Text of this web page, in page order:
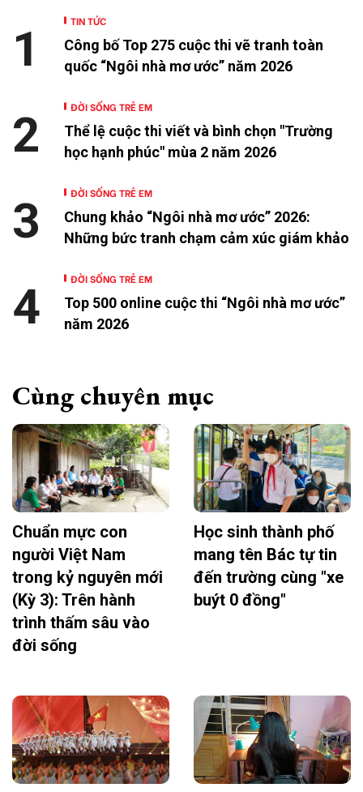
TIN TỨC
Công bố Top 275 cuộc thi vẽ tranh toàn
quốc “Ngôi nhà mơ ước” năm 2026
1
ĐỜI SỐNG TRẺ EM
Thể lệ cuộc thi viết và bình chọn "Trường
học hạnh phúc" mùa 2 năm 2026
2
ĐỜI SỐNG TRẺ EM
Chung khảo “Ngôi nhà mơ ước” 2026:
Những bức tranh chạm cảm xúc giám khảo
3
ĐỜI SỐNG TRẺ EM
Top 500 online cuộc thi “Ngôi nhà mơ ước”
năm 2026
4
Cùng chuyên mục
Chuẩn mực con
người Việt Nam
trong kỷ nguyên mới
(Kỳ 3): Trên hành
trình thấm sâu vào
đời sống
Học sinh thành phố
mang tên Bác tự tin
đến trường cùng "xe
buýt 0 đồng"